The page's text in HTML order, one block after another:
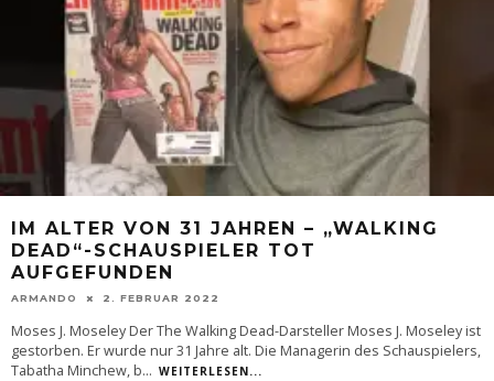
IM ALTER VON 31 JAHREN – „WALKING
DEAD“-SCHAUSPIELER TOT
AUFGEFUNDEN
ARMANDO 2. FEBRUAR 2022
Moses J. Moseley Der The Walking Dead-Darsteller Moses J. Moseley ist
gestorben. Er wurde nur 31 Jahre alt. Die Managerin des Schauspielers,
Tabatha Minchew, b... WEITERLESEN...